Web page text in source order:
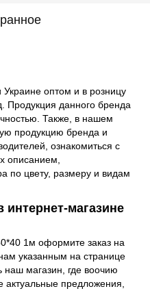
оптом и в розницу
Продукция данного бренда
Также, в нашем
продукцию бренда и
ознакомиться с
описанием,
по цвету, размеру и видам
интернет-магазине
1м оформите заказ на
указанным на странице
наш магазин, где воочию
актуальные предложения,